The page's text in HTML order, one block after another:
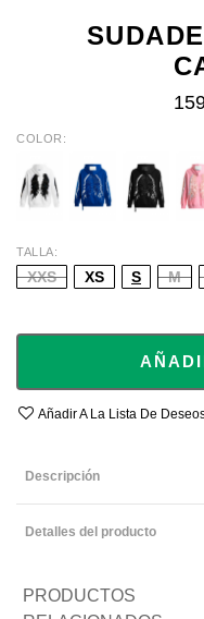
COLOR
TALLA
XXS XS S M
Añadir A La Lista De
Descripción
Detalles del producto
PRODUCTOS